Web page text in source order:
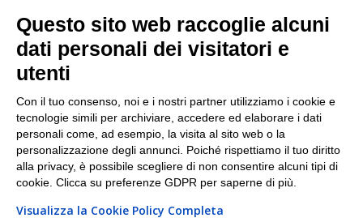
Facebook
Linkedin
I nostri punti di ritiro e spedizione pacchi nelle
maggiori città italiane
Torino|Milano|Roma|Bologna|Firenze| Genova
Napoli|Varese
Questo sito web raccoglie alcuni
dati personali dei visitatori e
utenti
Con il tuo consenso, noi e i nostri partner utilizziamo i cookie e
tecnologie simili per archiviare, accedere ed elaborare i dati
personali come, ad esempio, la visita al sito web o la
personalizzazione degli annunci. Poiché rispettiamo il tuo diritto
alla privacy, è possibile scegliere di non consentire alcuni tipi di
cookie. Clicca su preferenze GDPR per saperne di più.
Visualizza la Cookie Policy Completa